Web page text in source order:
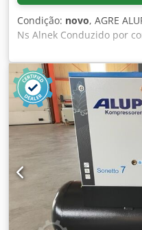
Condição: novo, AGRE
Ns Alnek Conduzido por
Barato. Operação
industriais e artesanais.
comprimido. Secador por
Compressor de parafuso
correia em V no tanque
secador por refrigeração
integrado, com drenagem
controlo gráfico C55.
compressão: Compressor
Refrigeração: Refrigerado
eficiente, transmissão por
Controlo: Aircontrol 5.0
refrigerante R513A